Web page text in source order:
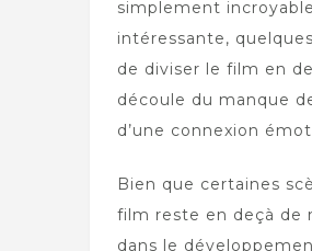
simplement
intéressante,
de diviser le film en
découle du manque
d’une connexion
Bien que certaines
film reste en deçà de
dans le